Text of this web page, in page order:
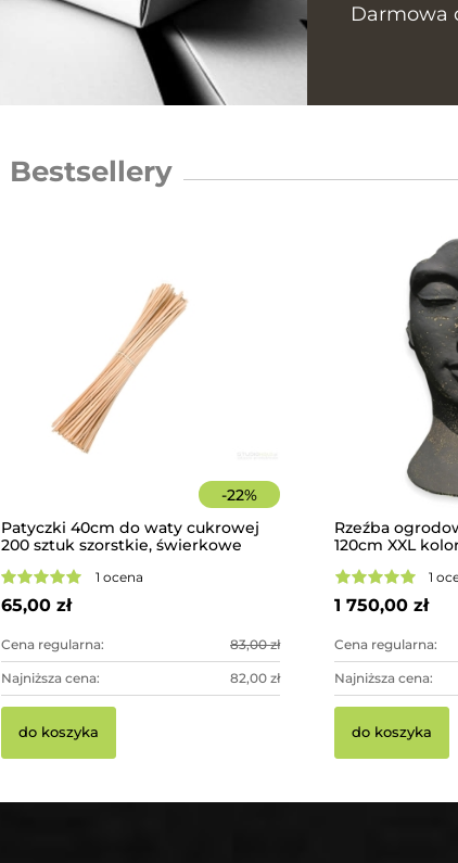
Darmowa
Bestsellery
-22%
Patyczki 40cm do waty cukrowej
200 sztuk szorstkie, świerkowe
1 ocena
65,00 zł
Cena regularna: 83,00 zł
Najniższa cena: 82,00 zł
do koszyka
Rzeźba
120cm XXL
ogrodowa
1
1 750,00 zł
Cena regularna:
Najniższa cena:
do koszyka